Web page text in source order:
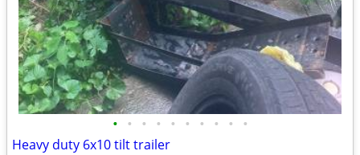
• • • • • • • • • •
Heavy duty 6x10 tilt trailer